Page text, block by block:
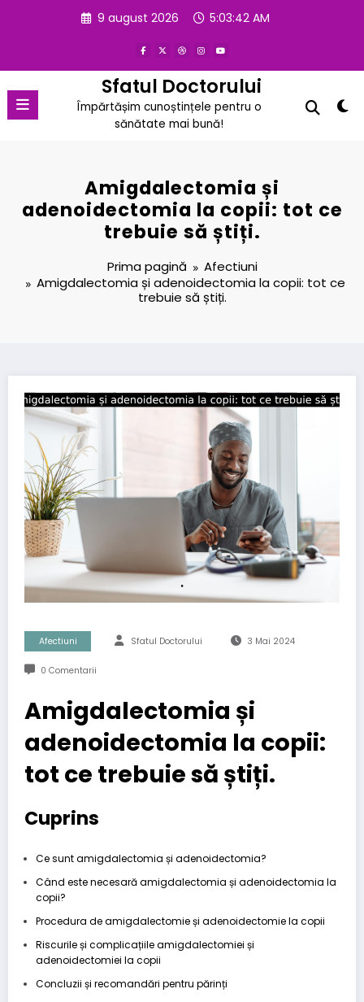
9 august 2026 5:03:43 AM
Sfatul Doctorului
Împărtășim cunoștințele pentru o
sănătate mai bună!
Amigdalectomia și
adenoidectomia la copii: tot ce
trebuie să știți.
Prima pagină
Afectiuni
Amigdalectomia și adenoidectomia la copii: tot ce
trebuie să știți.
Afectiuni Sfatul Doctorului 3 Mai 2024
0 Comentarii
Amigdalectomia și
adenoidectomia la copii:
tot ce trebuie să știți.
Cuprins
Ce sunt amigdalectomia și adenoidectomia?
Când este necesară amigdalectomia și adenoidectomia la
copii?
Procedura de amigdalectomie și adenoidectomie la copii
Riscurile și complicațiile amigdalectomiei și
adenoidectomiei la copii
Concluzii și recomandări pentru părinți